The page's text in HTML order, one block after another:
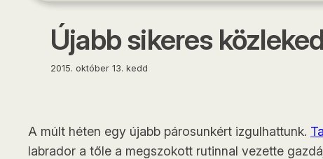
Újabb sikeres
2015. október 13. kedd
A múlt héten egy újabb párosunkért izgulhattunk.
labrador a tőle a megszokott rutinnal vezette